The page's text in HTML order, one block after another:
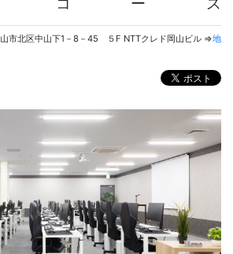
〒7000821 岡山県岡山県岡山市北区中山下1－8－45 ５F NTTクレド岡山ビル ⇒地